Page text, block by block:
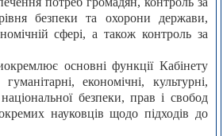
безпеки та охорони держави,
сфері, а також контроль за
основні функції Кабінету
економічні, культурні,
національної безпеки, прав і свобод
науковців щодо підходів до